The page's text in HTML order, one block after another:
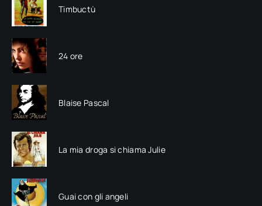
Timbuctù
24 ore
Blaise Pascal
La mia droga si chiama Julie
Guai con gli angeli